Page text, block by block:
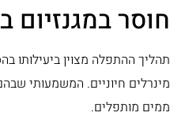
חוסר
תהליך ההתפלה מצוין ביעילותו
מינרלים חיוניים. המשמעותי
ממים מותפלים.